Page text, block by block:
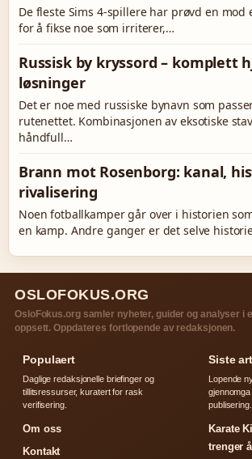
De fleste Sims 4-spillere har prøvd en mod
for å fikse noe som irriterer,…
Russisk by kryssord – komplett
løsninger
Det er noe med russiske bynavn som
rutenettet. Kombinasjonen av eksotiske
håndfull…
Brann mot Rosenborg: kanal,
rivalisering
Noen fotballkamper går over i historien
en kamp. Andre ganger er det selve
OSLOFOKUS.ORG
OsloFokus.org samler nyheter, guider og analyser i
oppsett. Oppdateres fortlopende av redaksjonen.
Populaert
Daglige redaksjonelle briefinger og
tillitsressurser, kuratert for rask
verifisering.
Om oss
Kontakt
Siste
Lopende
publisering.
Karate
trenger